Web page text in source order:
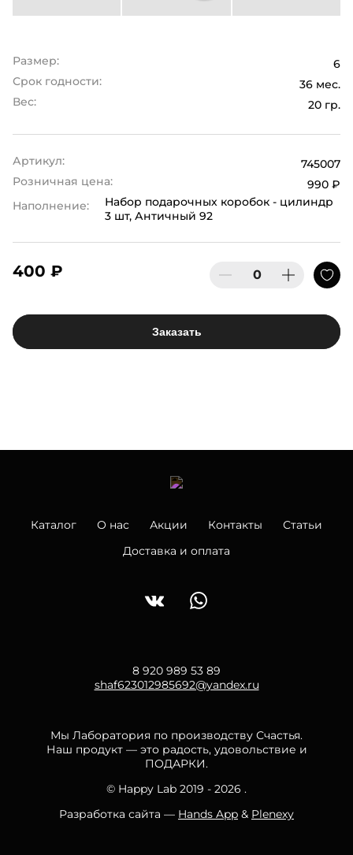
Размер:
6
Срок годности:
36 мес.
Вес:
20 гр.
Артикул:
745007
Розничная цена:
990 ₽
Наполнение:
Набор подарочных коробок - цилиндр
3 шт, Античный 92
400 ₽
Заказать
Каталог О нас Акции Контакты
Статьи
Доставка и оплата
8 920 989 53 89
shaf623012985692@yandex.ru
Мы Лаборатория по производству Счастья.
Наш продукт — это радость, удовольствие и
ПОДАРКИ.
© Happy Lab 2019 - 2026 .
Разработка сайта — Hands App & Plenexy